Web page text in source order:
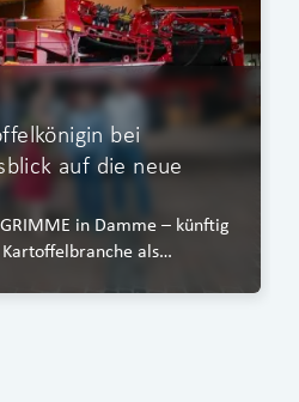
bei
auf die neue
in Damme – künftig
als